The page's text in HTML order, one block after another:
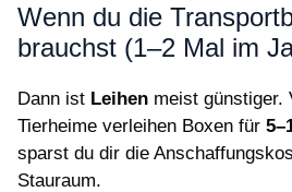
Wenn du die
brauchst (1–2 Mal im
Dann ist Leihen meist günstiger.
Tierheime verleihen Boxen für
sparst du dir die
Stauraum.